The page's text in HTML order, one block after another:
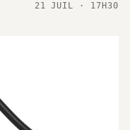
21 JUIL · 17H30